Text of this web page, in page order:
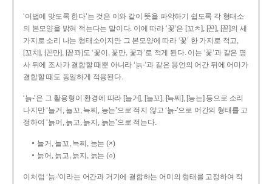
‘어법에 맞도록 한다’는 것은 이와 같이 뜻을 파악하기 쉽도록 각 형태소
의 본모양을 밝혀 적는다는 말이다. 이에 따라 ‘꽃’은 [꼬ㅊ], [꼰], [꼳]의 세
가지로 소리 나는 형태소이지만 그 본모양에 따라 ‘꽃’ 한 가지로 적고,
[꼬치], [꼰만], [꼳꽈]도 ‘꽃이, 꽃만, 꽃과’로 적게 된다. 이는 ‘꽃’과 같은 명
사 뒤에 조사가 결합할 때뿐 아니라 ‘늙-’과 같은 용언의 어간 뒤에 어미가
결합할 때도 동일하게 적용된다.
‘늙-’은 그 활용형이 환경에 따라 [늘거], [늘꼬], [늑찌], [능는] 등으로 소리
나지만 ‘늘거, 늘꼬, 늑찌, 능는’으로 적지 않고 ‘늙-’으로 어간의 형태를 고
정하여 ‘늙어, 늙고, 늙지, 늙는’으로 적는다.
늘거, 늘꼬, 늑찌, 능는 (×)
늙어, 늙고, 늙지, 늙는 (○)
이처럼 ‘늙-­’이라는 어간과 거기에 결합하는 어미의 형태를 고정하여 적